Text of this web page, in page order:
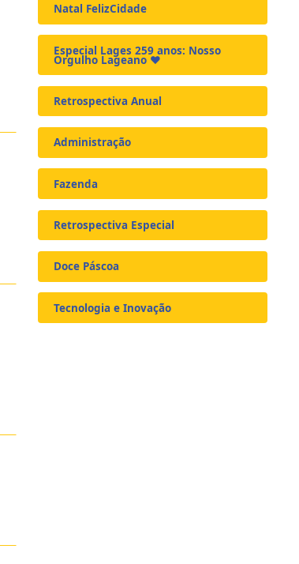
Natal FelizCidade
Especial Lages 259 anos: Nosso
Orgulho Lageano ❤️
Retrospectiva Anual
Administração
Fazenda
Retrospectiva Especial
Doce Páscoa
Tecnologia e Inovação